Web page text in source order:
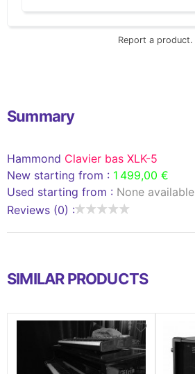
Report a product.
Summary
Hammond Clavier bas XLK-5
New starting from : 1 499,00 €
Used starting from : None available
Reviews (0) :
SIMILAR PRODUCTS